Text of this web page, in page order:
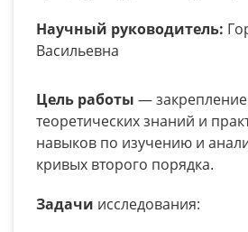
Научный руководитель:
Васильевна
Цель работы —
теоретических знаний и
навыков по изучению и
кривых второго порядка.
Задачи исследования: